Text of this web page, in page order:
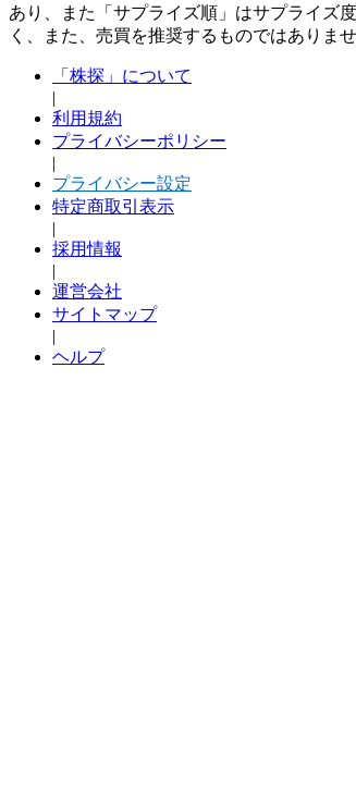
あり、また「サプライズ順」はサプライズ
く、また、売買を推奨するものではありませ
「株探」について
|
利用規約
プライバシーポリシー
|
プライバシー設定
特定商取引表示
|
採用情報
|
運営会社
サイトマップ
|
ヘルプ